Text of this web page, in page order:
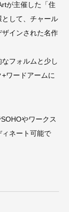
が主催した「住
して、チャール
インされた名作
フォルムと少し
ワードアームに
やワークス
ネート可能で